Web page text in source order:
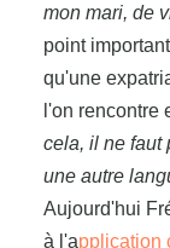
mon mari, de
point
qu'une
l'on rencontre
cela, il ne faut
une autre
Aujourd'hui
à l'application